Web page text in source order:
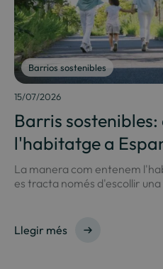
Barrios sostenibles
15/07/2026
Barris
l'habitatge a
La manera com entenem
es tracta només d'escollir
Llegir més